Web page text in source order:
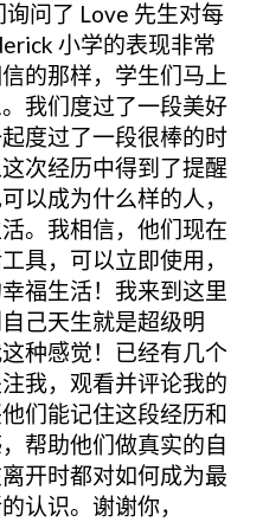
问了 Love 先生对每
小学的表现非常
的那样，学生们马上
我们度过了一段美好
度过了一段很棒的时
次经历中得到了提醒
以成为什么样的人，
。我相信，他们现在
具，可以立即使用，
福生活！我来到这里
己天生就是超级明
种感觉！已经有几个
我，观看并评论我的
们能记住这段经历和
帮助他们做真实的自
开时都对如何成为最
认识。谢谢你，